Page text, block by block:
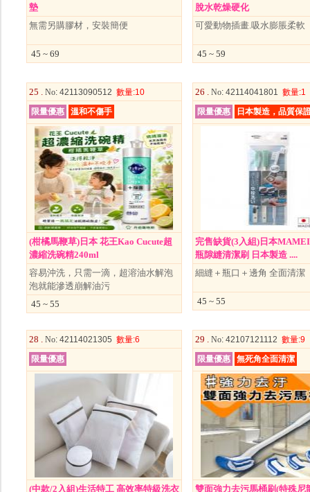
墊
無需另購膠材，安裝簡便
45 ~ 69
脫水乾燥硬化
可愛動物插畫.吸水膨脹柔軟
45 ~ 59
25 . No: 42113090512 數量:10
限量優惠
溫和不傷手
(柑橘馬鞭草)日本 花王Kao Cucute超
濃縮洗碗精240ml
容易沖洗，只需一滴，超溶油水解泡
泡就能滲透崩解油污
45 ~ 55
26 . No: 42114041801 數量:1
限量優惠
日本製造，品質保
完售缺貨(3入組)日本
瓶隙縫清潔刷 日本製造 ....
細縫＋瓶口＋邊角 全面清潔
45 ~ 55
28 . No: 42114021305 數量:6
限量優惠
(中款/2入組)生活特工 高效率特級洗衣
29 . No: 42107121112 數量:9
限量優惠
無死角全面清潔
雙面強力去污馬桶刷(特殊尼